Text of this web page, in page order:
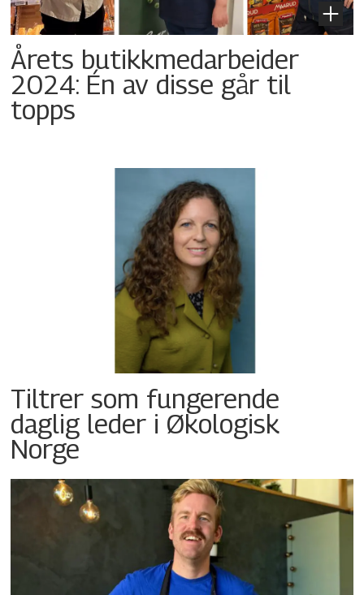
Årets butikkmedarbeider
2024: Én av disse går til
topps
Tiltrer som fungerende
daglig leder i Økologisk
Norge